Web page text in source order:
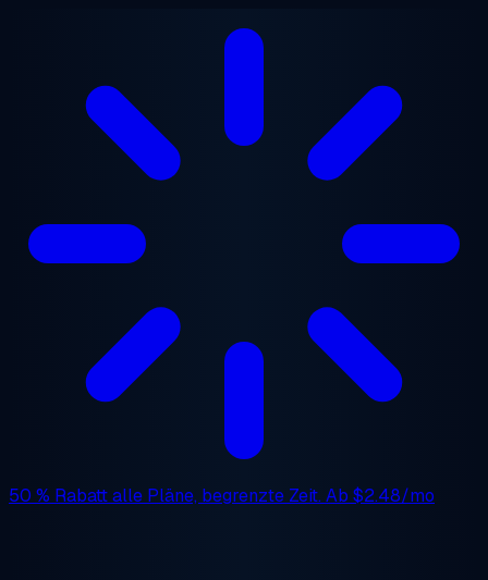
50 % Rabattalle Pläne, begrenzte Zeit. Ab $2.48/mo